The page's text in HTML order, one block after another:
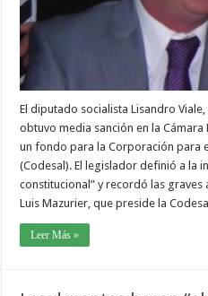
El diputado socialista Lisandro
obtuvo media sanción en la
un fondo para la Corporación para
(Codesal). El legislador definió a la
constitucional” y recordó las graves
Luis Mazurier, que preside la
Leer Más »